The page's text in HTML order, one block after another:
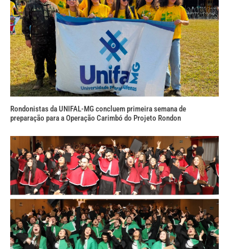
Rondonistas da UNIFAL-MG concluem primeira semana de
preparação para a Operação Carimbó do Projeto Rondon